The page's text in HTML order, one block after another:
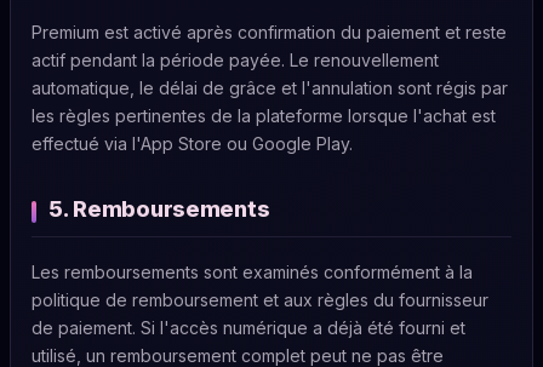
Premium est activé après confirmation du paiement et reste
actif pendant la période payée. Le renouvellement
automatique, le délai de grâce et l'annulation sont régis par
les règles pertinentes de la plateforme lorsque l'achat est
effectué via l'App Store ou Google Play.
5. Remboursements
Les remboursements sont examinés conformément à la
politique de remboursement et aux règles du fournisseur
de paiement. Si l'accès numérique a déjà été fourni et
utilisé, un remboursement complet peut ne pas être